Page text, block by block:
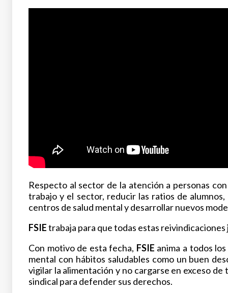
Respecto al sector de la atención a personas
trabajo y el sector, reducir las ratios de
centros de salud mental y desarrollar nuevos
FSIEtrabaja para que todas estas
Con motivo de esta fecha, FSIE anima a todos
mental con hábitos saludables como un buen
vigilar la alimentación y no cargarse en exceso
sindical para defender sus derechos.